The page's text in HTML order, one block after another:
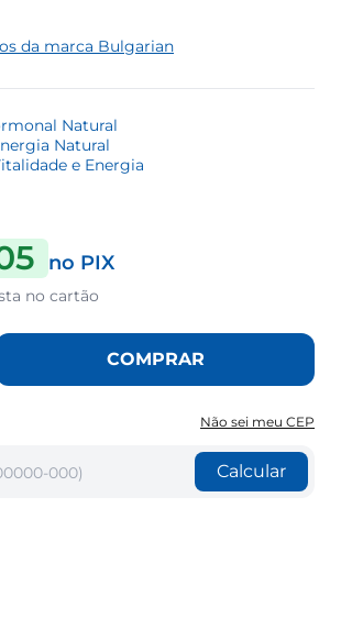
da marca Bulgarian
Natural
Natural
e Energia
no PIX
no cartão
COMPRAR
Não sei meu CEP
Calcular